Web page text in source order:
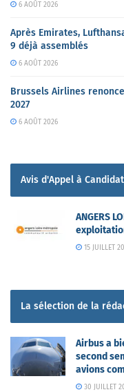
6 AOÛT 2026
Après Emirates,
9 déjà assemblés
6 AOÛT 2026
Brussels Airlines
2027
6 AOÛT 2026
Avis d'Appel à
ANGERS
15 JUILLET
La sélection de la
Airbus a
second
avions
30 JUILLET